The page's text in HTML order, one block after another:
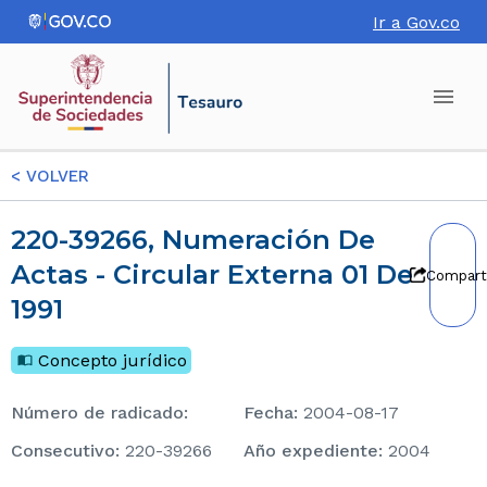
Ir a Gov.co
< VOLVER
220-39266, Numeración De
Actas - Circular Externa 01 De
1991
Concepto jurídico
Número de radicado: Fecha: 2004-08-17
consecutivo: 220-39266 Año expediente: 2004